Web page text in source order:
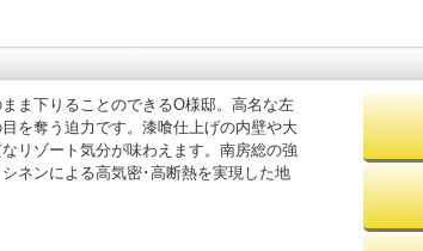
ま下りることのできるO様邸。高名な左
を奪う迫力です。漆喰仕上げの内壁や大
リゾート気分が味わえます。南房総の強
ネンによる高気密･高断熱を実現した地